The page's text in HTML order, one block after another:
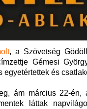
, a Szövetség
Gémesi
és
ám március 22-
láttak